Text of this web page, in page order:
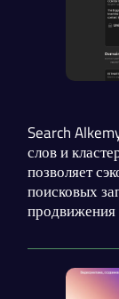
многое
Search
слов и
позволяет
поисковых
продвижения
вершину